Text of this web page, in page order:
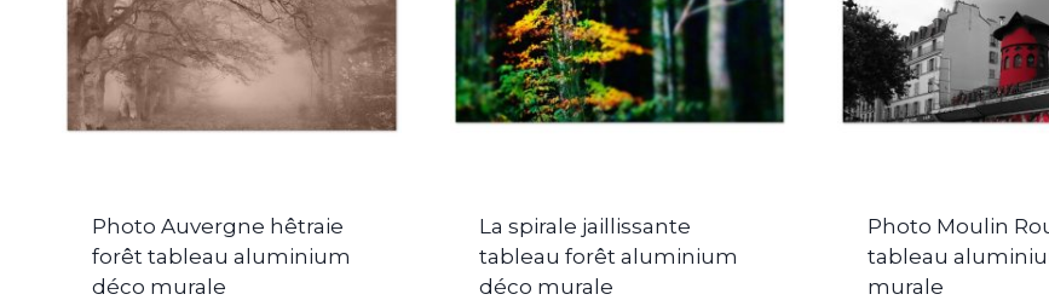
Photo Auvergne hêtraie
forêt tableau aluminium
déco murale
La spirale jaillissante
tableau forêt aluminium
déco murale
Photo Moulin
tableau
murale